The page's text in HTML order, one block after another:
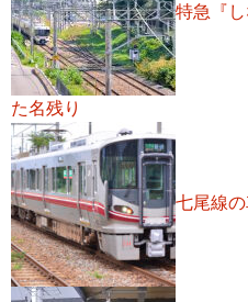
特急『
た名残り
七尾線